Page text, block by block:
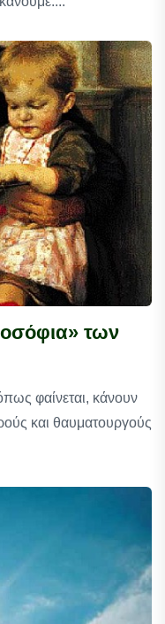
των
φαίνεται, κάνουν
και θαυματουργούς